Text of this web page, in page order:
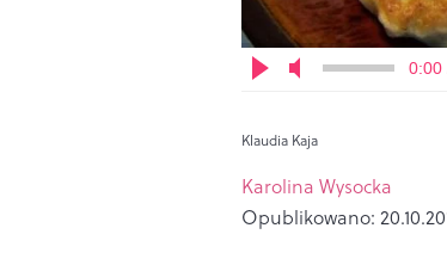
0:00
Klaudia Kaja
Karolina Wysocka
Opublikowano: